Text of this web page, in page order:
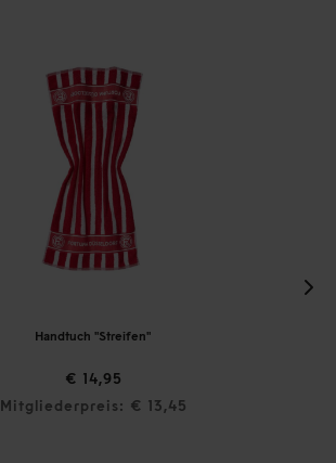
Handtuch "Streifen"
€ 14,95
Mitgliederpreis: € 13,45